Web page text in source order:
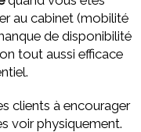
au cabinet (mobilité
de disponibilité
tout aussi efficace
clients à encourager
voir physiquement.